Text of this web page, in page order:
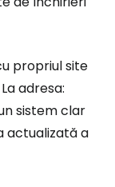
propriul site
adresa:
sistem clar
actualizată a